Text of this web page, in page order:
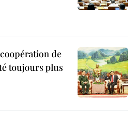
de
toujours plus